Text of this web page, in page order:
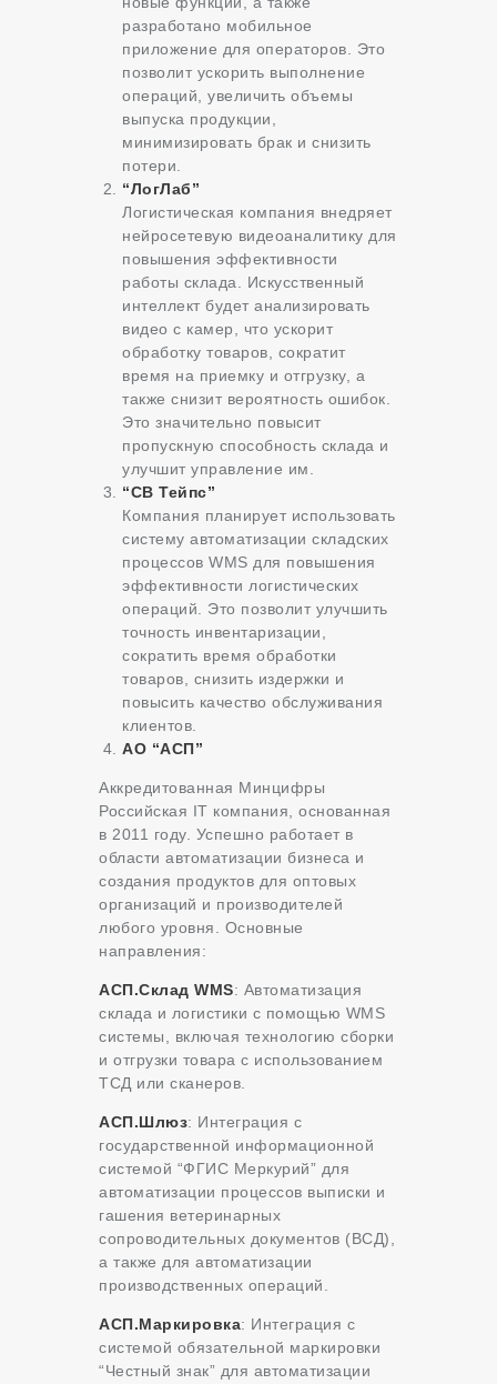
разработано мобильное
приложение для операторов. Это
позволит ускорить выполнение
операций, увеличить объемы
выпуска продукции,
минимизировать брак и снизить
потери.
“ЛогЛаб”
Логистическая компания внедряет
нейросетевую видеоаналитику для
повышения эффективности
работы склада. Искусственный
интеллект будет анализировать
видео с камер, что ускорит
обработку товаров, сократит
время на приемку и отгрузку, а
также снизит вероятность ошибок.
Это значительно повысит
пропускную способность склада и
улучшит управление им.
“СВ Тейпс”
Компания планирует использовать
систему автоматизации складских
процессов WMS для повышения
эффективности логистических
операций. Это позволит улучшить
точность инвентаризации,
сократить время обработки
товаров, снизить издержки и
повысить качество обслуживания
клиентов.
АО “АСП”
Аккредитованная Минцифры
Российская IT компания, основанная
в 2011 году. Успешно работает в
области автоматизации бизнеса и
создания продуктов для оптовых
организаций и производителей
любого уровня. Основные
направления:
АСП.Склад WMS: Автоматизация
склада и логистики с помощью WMS
системы, включая технологию сборки
и отгрузки товара с использованием
ТСД или сканеров.
АСП.Шлюз: Интеграция с
государственной информационной
системой “ФГИС Меркурий” для
автоматизации процессов выписки и
гашения ветеринарных
сопроводительных документов (ВСД),
а также для автоматизации
производственных операций.
АСП.Маркировка: Интеграция с
системой обязательной маркировки
“Честный знак” для автоматизации